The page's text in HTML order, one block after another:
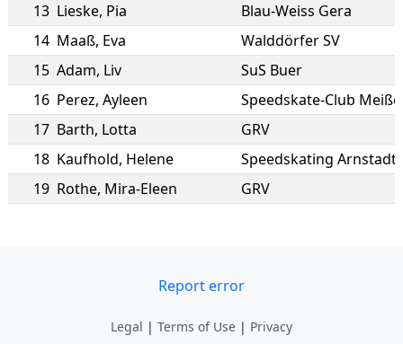
13 Lieske, Pia
Blau-Weiss Gera
14 Maaß, Eva
Walddörfer SV
15 Adam, Liv
SuS Buer
16 Perez, Ayleen
Speedskate-Club
17 Barth, Lotta
GRV
18 Kaufhold, Helene
Speedskating Arnstadt
19 Rothe, Mira-Eleen GRV
Report error
Legal | Terms of Use | Privacy